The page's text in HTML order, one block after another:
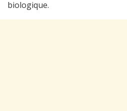
biologique.